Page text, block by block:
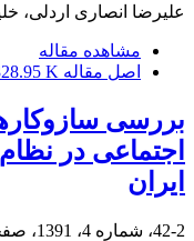
علیرضا انصاری اردلی،
مشاهده مقاله
اصل مقاله K
بررسی
اجتماعی در
ایران
42-2، شماره 4، 1391، صفحه